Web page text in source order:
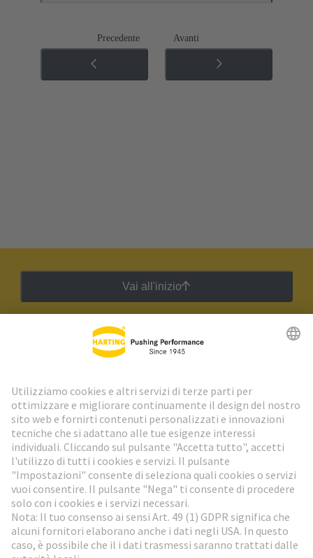
Precedente Avanti
Vai all'inizio
Newsletter HARTING
Vai al registrazione
Social Media